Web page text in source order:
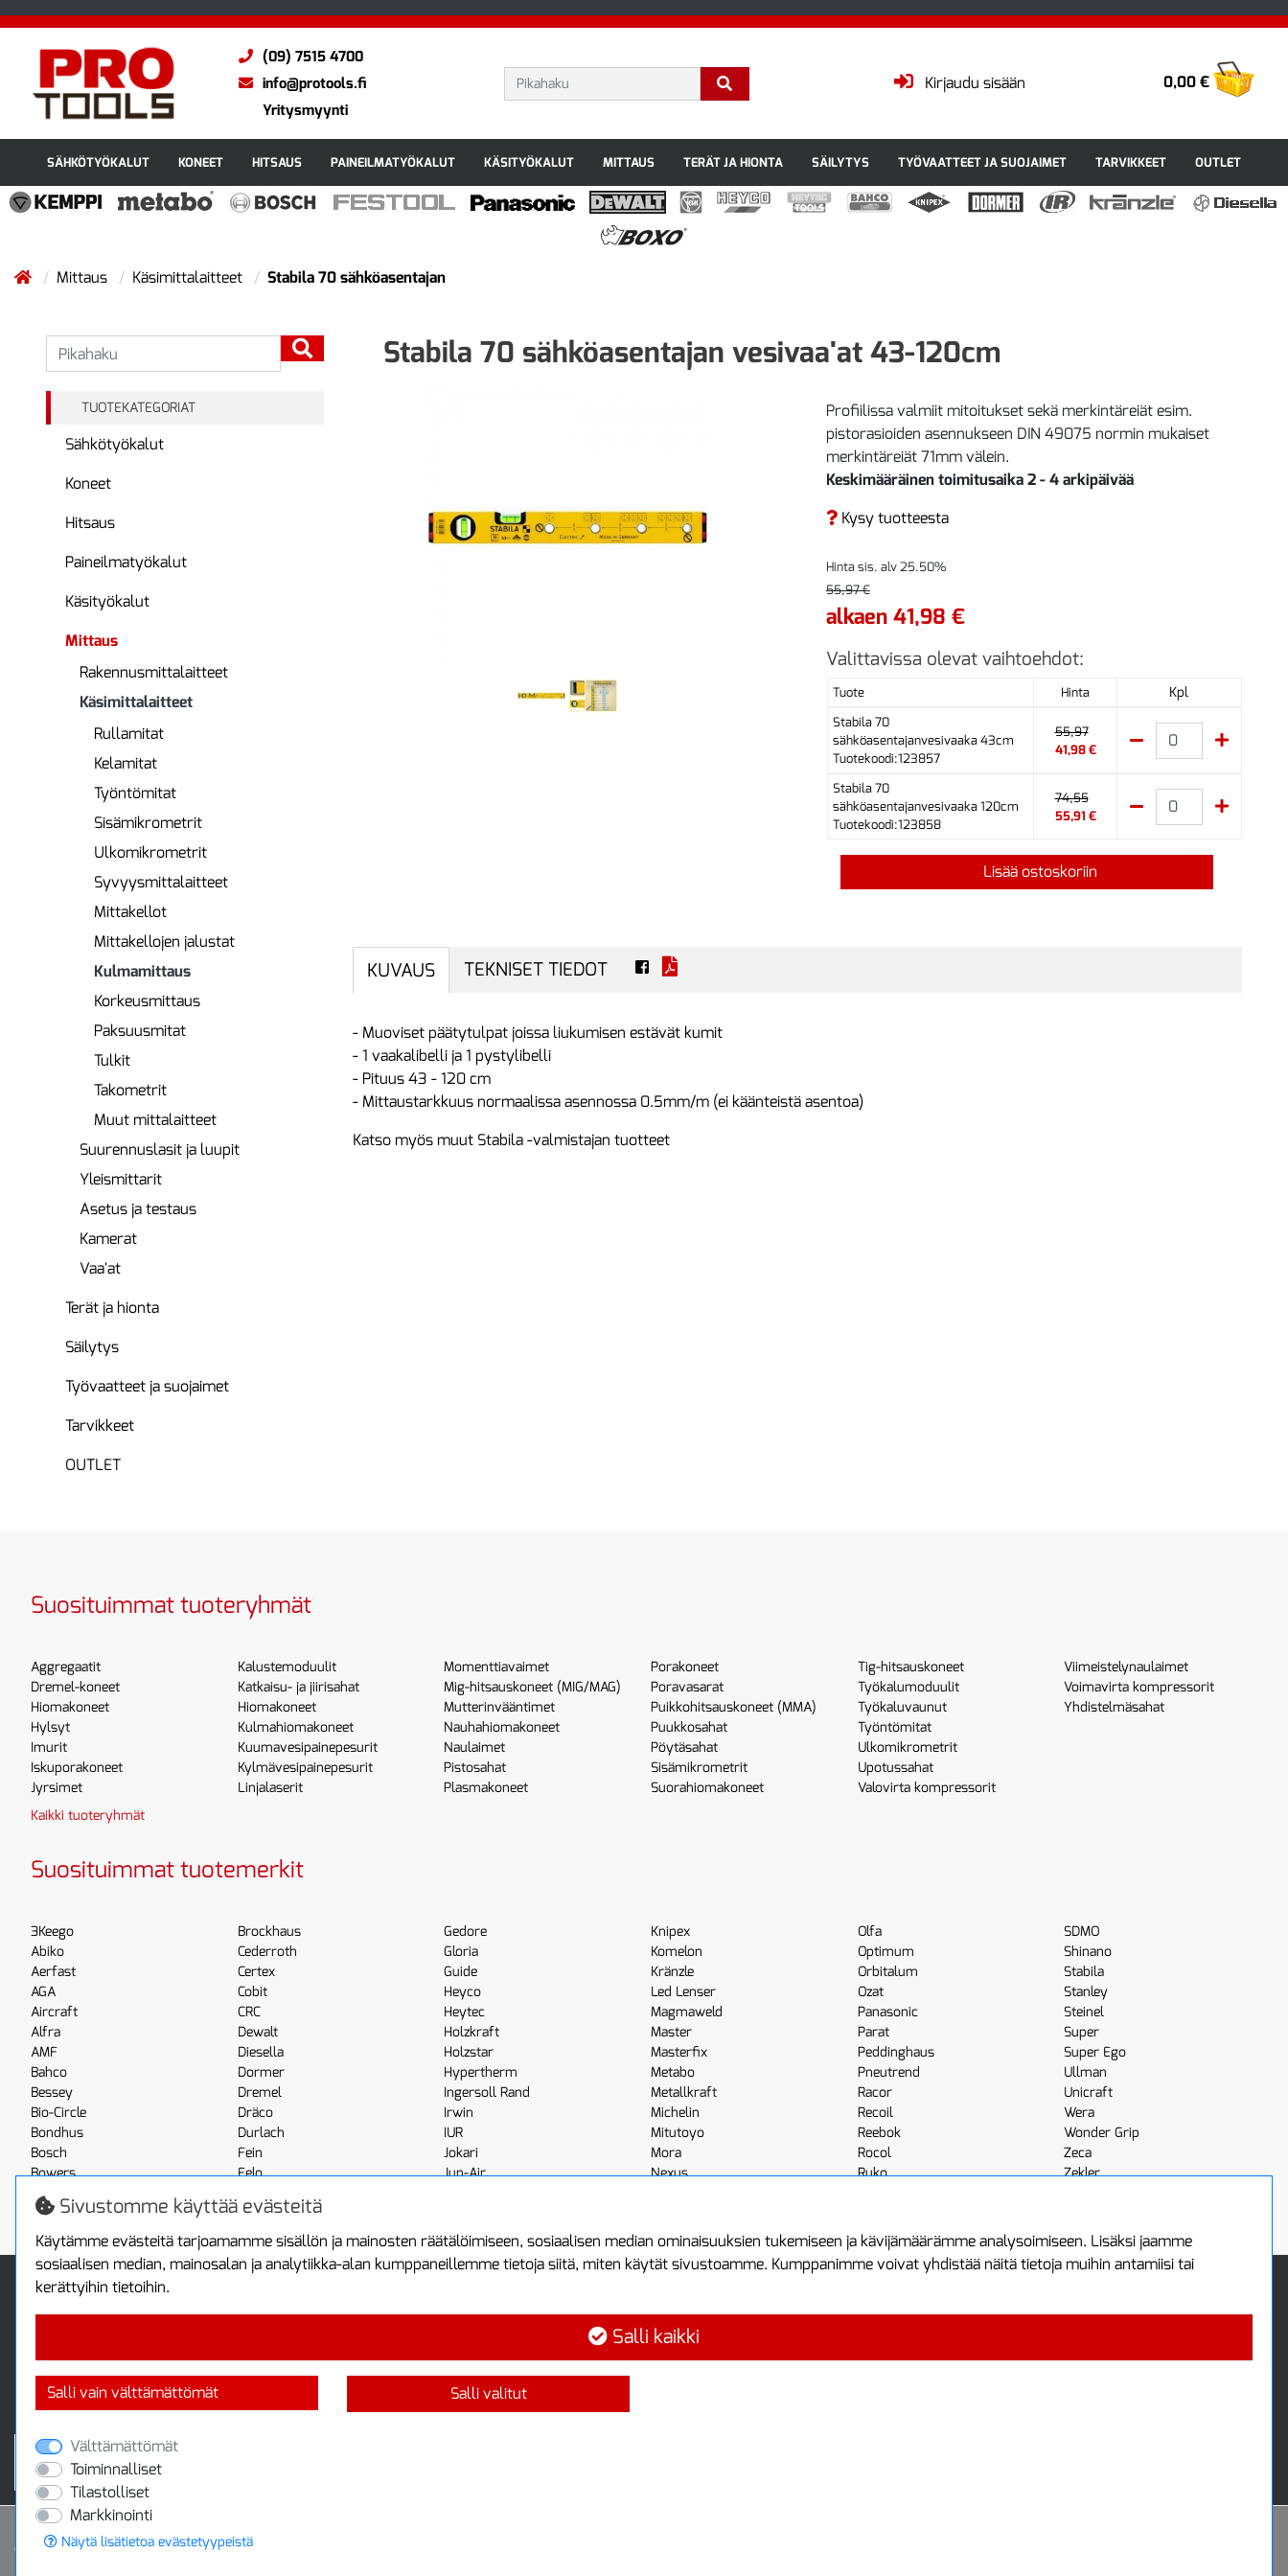
(09) 7515 4700
info@protools.fi
Yritysmyynti
0,00 €
Kirjaudu sisään
SÄHKÖTYÖKALUT KONEET HITSAUS PAINEILMATYÖKALUT KÄSITYÖKALUT MITTAUS TERÄT JA HIONTA SÄILYTYS TYÖVAATTEET JA SUOJAIMET TARVIKKEET OUTLET
Mittaus Käsimittalaitteet Stabila 70 sähköasentajan
TUOTEKATEGORIAT
Sähkötyökalut
Koneet
Hitsaus
Paineilmatyökalut
Käsityökalut
Mittaus
Rakennusmittalaitteet
Käsimittalaitteet
Rullamitat
Kelamitat
Työntömitat
Sisämikrometrit
Ulkomikrometrit
Syvyysmittalaitteet
Mittakellot
Mittakellojen jalustat
Kulmamittaus
Korkeusmittaus
Paksuusmitat
Tulkit
Takometrit
Muut mittalaitteet
Suurennuslasit ja luupit
Yleismittarit
Asetus ja testaus
Kamerat
Vaa'at
Terät ja hionta
Säilytys
Työvaatteet ja suojaimet
Tarvikkeet
OUTLET
Stabila 70 sähköasentajan vesivaa'at 43-120cm
Profiilissa valmiit mitoitukset sekä merkintäreiät esim.
pistorasioiden asennukseen DIN 49075 normin mukaiset
merkintäreiät 71mm välein.
Keskimääräinen toimitusaika 2 - 4 arkipäivää
Kysy tuotteesta
Hinta sis. alv 25.50%
55,97 €
alkaen 41,98 €
Valittavissa olevat vaihtoehdot:
Tuote Hinta Kpl
Stabila 70
sähköasentajanvesivaaka 43cm
Tuotekoodi:123857
55,97
41,98 €
Stabila 70
sähköasentajanvesivaaka 120cm
Tuotekoodi:123858
74,55
55,91 €
Lisää ostoskoriin
KUVAUS TEKNISET TIEDOT
- Muoviset päätytulpat joissa liukumisen estävät kumit
- 1 vaakalibelli ja 1 pystylibelli
- Pituus 43 - 120 cm
- Mittaustarkkuus normaalissa asennossa 0.5mm/m (ei käänteistä asentoa)
Katso myös muut Stabila -valmistajan tuotteet
Suosituimmat tuoteryhmät
Aggregaatit
Dremel-koneet
Hiomakoneet
Hylsyt
Imurit
Iskuporakoneet
Jyrsimet
Kalustemoduulit
Katkaisu- ja jiirisahat
Hiomakoneet
Kulmahiomakoneet
Kuumavesipainepesurit
Kylmävesipainepesurit
Linjalaserit
Momenttiavaimet
Mig-hitsauskoneet (MIG/MAG)
Mutterinvääntimet
Nauhahiomakoneet
Naulaimet
Pistosahat
Plasmakoneet
Porakoneet
Poravasarat
Puikkohitsauskoneet (MMA)
Puukkosahat
Pöytäsahat
Sisämikrometrit
Suorahiomakoneet
Tig-hitsauskoneet
Työkalumoduulit
Työkaluvaunut
Työntömitat
Ulkomikrometrit
Upotussahat
Valovirta kompressorit
Viimeistelynaulaimet
Voimavirta kompressorit
Yhdistelmäsahat
Kaikki tuoteryhmät
Suosituimmat tuotemerkit
3Keego
Abiko
Aerfast
AGA
Aircraft
Alfra
AMF
Bahco
Bessey
Bio-Circle
Bondhus
Bosch
Bowers
Boxo
Brennenstuhl
Brockhaus
Cederroth
Certex
Cobit
CRC
Dewalt
Diesella
Dormer
Dremel
Dräco
Durlach
Fein
Felo
Fluke
Gedore
Gloria
Guide
Heyco
Heytec
Holzkraft
Holzstar
Hypertherm
Ingersoll Rand
Irwin
IUR
Jokari
Jun-Air
Knipex
Komelon
Kränzle
Led Lenser
Magmaweld
Master
Masterfix
Metabo
Metallkraft
Michelin
Mitutoyo
Mora
Nexus
Olfa
Optimum
Orbitalum
Ozat
Panasonic
Parat
Peddinghaus
Pneutrend
Racor
Recoil
Reebok
Rocol
Ruko
SDMO
Shinano
Stabila
Stanley
Steinel
Super
Super Ego
Ullman
Unicraft
Wera
Wonder Grip
Zeca
Zekler
Info
Yhteystiedot
Takuutietoa
Toimitus ja maksaminen
Toimitustavat
Turvallista ostamista
Tax free / verovapaa myynti
Asiakastilini
Asiakastili
Luo tili
Protools Oy
Tuottajankatu 13
Uutiskirje
Tilaa maksuton uutiskirjeemme
© 2020 Protools Oy
Sivustomme käyttää evästeitä
Käytämme evästeitä tarjoamamme sisällön ja mainosten räätälöimiseen, sosiaalisen median ominaisuuksien tukemiseen ja kävijämäärämme analysoimiseen. Lisäksi jaamme
sosiaalisen median, mainosalan ja analytiikka-alan kumppaneillemme tietoja siitä, miten käytät sivustoamme. Kumppanimme voivat yhdistää näitä tietoja muihin antamiisi tai
kerättyihin tietoihin.
Salli kaikki
Salli vain välttämättömät Salli valitut
Välttämättömät
Toiminnalliset
Tilastolliset
Markkinointi
Näytä lisätietoa evästetyypeistä